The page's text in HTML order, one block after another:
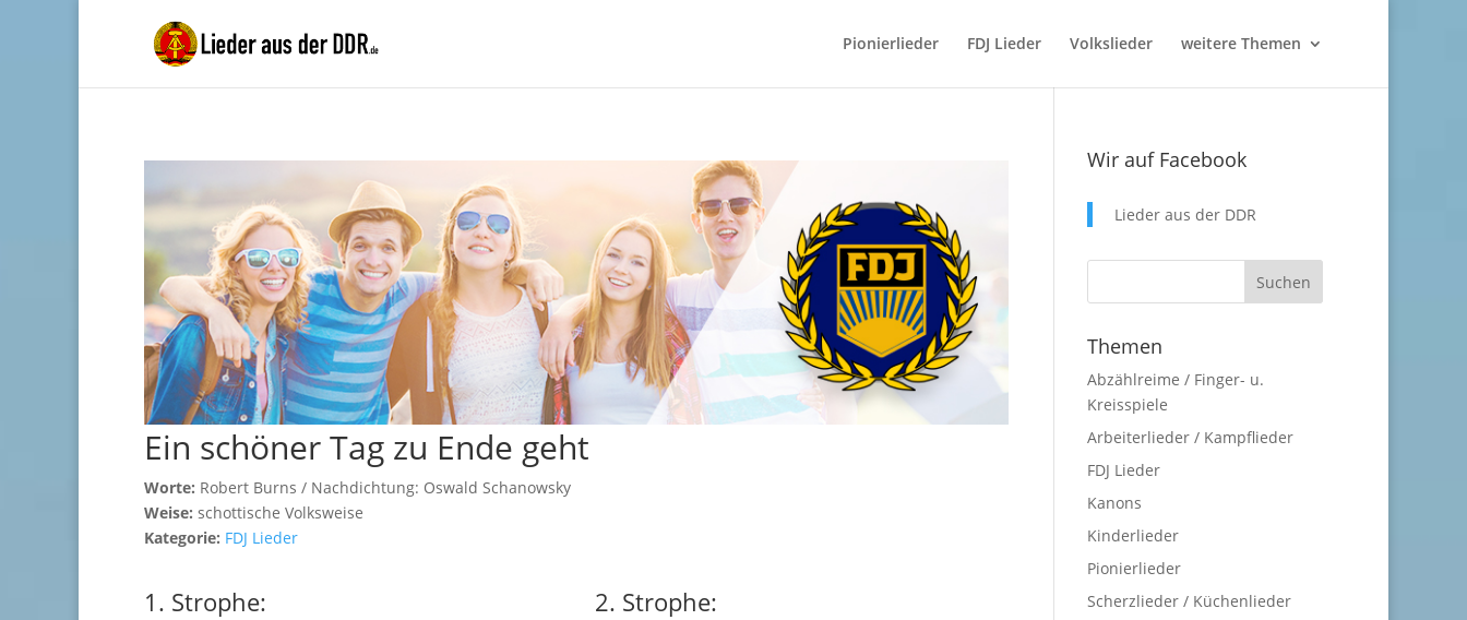
Pionierlieder FDJ Lieder Volkslieder weitere Themen
Ein schöner Tag zu Ende geht
Worte: Robert Burns / Nachdichtung: Oswald Schanowsky
Weise: schottische Volksweise
Kategorie: FDJ Lieder
1. Strophe: 2. Strophe:
Wir auf Facebook
Lieder aus der DDR
Themen
Abzählreime / Finger- u.
Kreisspiele
Arbeiterlieder / Kampflieder
FDJ Lieder
Kanons
Kinderlieder
Pionierlieder
Scherzlieder / Küchenlieder